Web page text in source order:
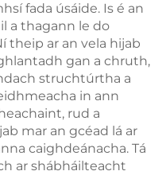
fada úsáide. Is é an
a thagann le do
theip ar an vela hijab
gan a chruth,
struchtúrtha a
in ann
rud a
mar an gcéad lá ar
caighdeánacha. Tá
ar shábháilteacht